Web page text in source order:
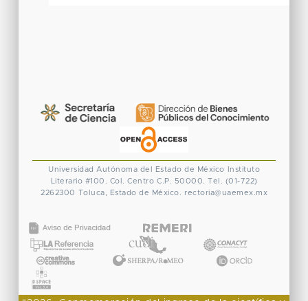
Universidad Autónoma del Estado de México
Instituto
Literario #100. Col. Centro C.P. 50000. Tel. (01-722)
2262300 Toluca, Estado de México. rectoria@uaemex.mx